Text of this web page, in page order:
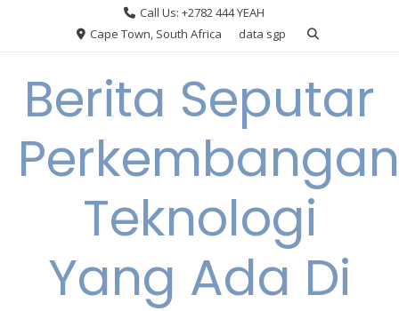
Call Us: +2782 444 YEAH
Cape Town, South Africa
data sgp
Berita Seputar
Perkembangan
Teknologi
Yang Ada Di